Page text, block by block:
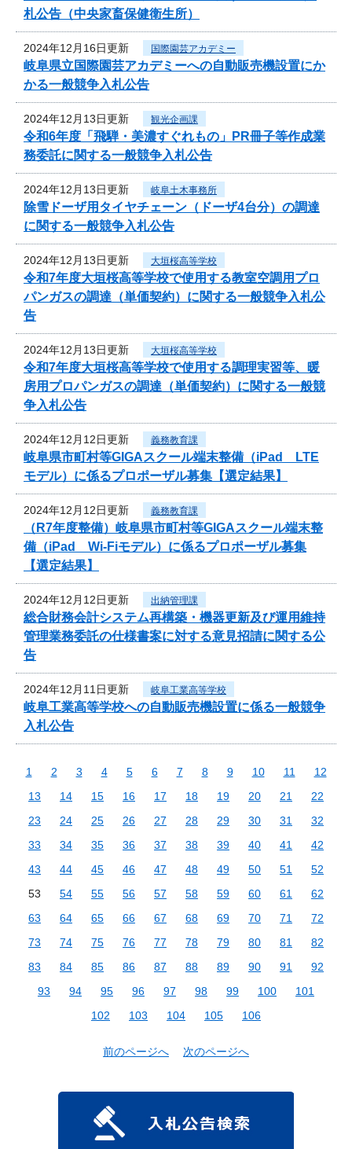
札公告（中央家畜保健衛生所）
2024年12月16日更新 国際園芸アカデミー
岐阜県立国際園芸アカデミーへの自動販売機設置にか
かる一般競争入札公告
2024年12月13日更新 観光企画課
令和6年度「飛騨・美濃すぐれもの」PR冊子等作成業
務委託に関する一般競争入札公告
2024年12月13日更新 岐阜土木事務所
除雪ドーザ用タイヤチェーン（ドーザ4台分）の調達
に関する一般競争入札公告
2024年12月13日更新 大垣桜高等学校
令和7年度大垣桜高等学校で使用する教室空調用プロ
パンガスの調達（単価契約）に関する一般競争入札公
告
2024年12月13日更新 大垣桜高等学校
令和7年度大垣桜高等学校で使用する調理実習等、暖
房用プロパンガスの調達（単価契約）に関する一般競
争入札公告
2024年12月12日更新 義務教育課
岐阜県市町村等GIGAスクール端末整備（iPad LTE
モデル）に係るプロポーザル募集【選定結果】
2024年12月12日更新 義務教育課
（R7年度整備）岐阜県市町村等GIGAスクール端末整
備（iPad Wi-Fiモデル）に係るプロポーザル募集
【選定結果】
2024年12月12日更新 出納管理課
総合財務会計システム再構築・機器更新及び運用維持
管理業務委託の仕様書案に対する意見招請に関する公
告
2024年12月11日更新 岐阜工業高等学校
岐阜工業高等学校への自動販売機設置に係る一般競争
入札公告
1 2 3 4 5 6 7 8 9 10 11
12
13
14 15 16 17 18 19 20 21
22
23
24 25 26 27 28 29 30 31
32
33
34 35 36 37 38 39 40 41
42
43
44 45 46 47 48 49 50 51
52
53
54 55 56 57 58 59 60 61
62
63
64 65 66 67 68 69 70 71
72
73
74 75 76 77 78 79 80 81
82
83
84 85 86 87 88 89 90 91
92
93
94 95 96 97 98 99 100
101
102
103 104 105 106
前のページへ 次のページへ